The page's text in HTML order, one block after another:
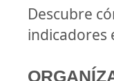
Descubre
indicadores